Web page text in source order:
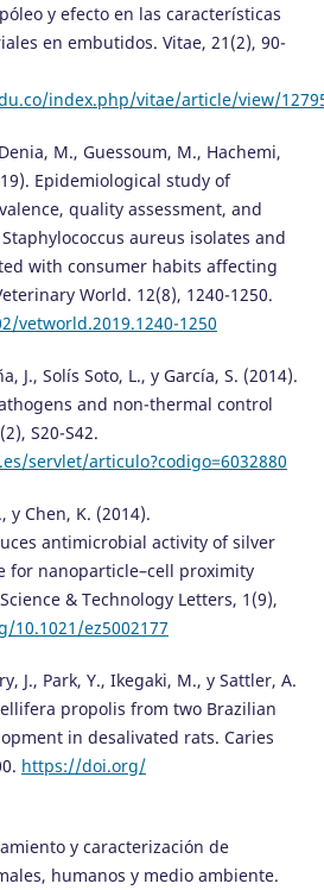
y efecto en las características
en embutidos. Vitae, 21(2), 90-
index.php/vitae/article/view/
M., Guessoum, M., Hachemi,
Epidemiological study of
quality assessment, and
aureus isolates and
with consumer habits affecting
World. 12(8), 1240-1250.
vetworld.2019.1240-1250
J., Solís Soto, L., y García, S. (2014).
and non-thermal control
S20-S42.
servlet/articulo?codigo=6032880
y Chen, K. (2014).
antimicrobial activity of silver
for nanoparticle–cell proximity
& Technology Letters, 1(9),
10.1021/ez5002177
J., Park, Y., Ikegaki, M., y Sattler, A.
propolis from two Brazilian
in desalivated rats. Caries
https://doi.org/
y caracterización de
humanos y medio ambiente.